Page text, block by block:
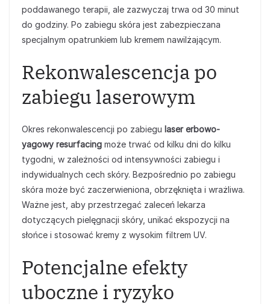
poddawanego terapii, ale zazwyczaj trwa od 30 minut
do godziny. Po zabiegu skóra jest zabezpieczana
specjalnym opatrunkiem lub kremem nawilżającym.
Rekonwalescencja po
zabiegu laserowym
Okres rekonwalescencji po zabiegu laser erbowo-
yagowy resurfacing może trwać od kilku dni do kilku
tygodni, w zależności od intensywności zabiegu i
indywidualnych cech skóry. Bezpośrednio po zabiegu
skóra może być zaczerwieniona, obrzęknięta i wrażliwa.
Ważne jest, aby przestrzegać zaleceń lekarza
dotyczących pielęgnacji skóry, unikać ekspozycji na
słońce i stosować kremy z wysokim filtrem UV.
Potencjalne efekty
uboczne i ryzyko